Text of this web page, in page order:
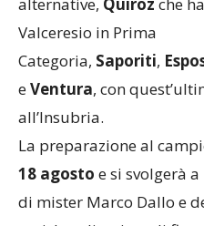
Valceresio in Prima
Categoria, Saporiti
eVentura , con
all’Insubria.
La preparazione al
18 agostoe si svolgerà
di mister Marco Dallo e
amichevoli, prima di